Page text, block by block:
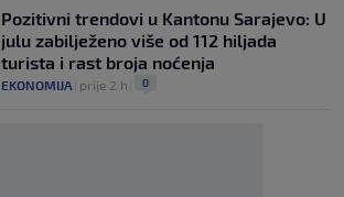
Pozitivni trendovi u Kantonu Sarajevo: U
julu zabilježeno više od 112 hiljada
turista i rast broja noćenja
EKONOMIJA prije 2 h 0